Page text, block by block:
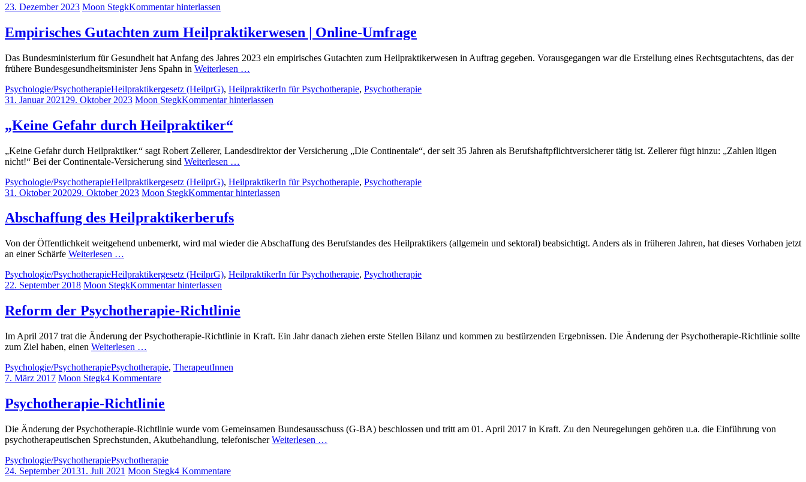
23. Dezember 2023 Moon StegkKommentar hinterlassen
Empirisches Gutachten zum Heilpraktikerwesen | Online-Umfrage
Das Bundesministerium für Gesundheit hat Anfang des Jahres 2023 ein empirisches Gutachten zum Heilpraktikerwesen in Auftrag gegeben. Vorausgegangen war die Erstellung eines Rechtsgutachtens, das der
frühere Bundesgesundheitsminister Jens Spahn in Weiterlesen …
Psychologie/PsychotherapieHeilpraktikergesetz (HeilprG), HeilpraktikerIn für Psychotherapie, Psychotherapie
31. Januar 2021 29. Oktober 2023 Moon StegkKommentar hinterlassen
„Keine Gefahr durch Heilpraktiker“
„Keine Gefahr durch Heilpraktiker.“ sagt Robert Zellerer, Landesdirektor der Versicherung „Die Continentale“, der seit 35 Jahren als Berufshaftpflichtversicherer tätig ist. Zellerer fügt hinzu: „Zahlen lügen
nicht!“ Bei der Continentale-Versicherung sind Weiterlesen …
Psychologie/PsychotherapieHeilpraktikergesetz (HeilprG), HeilpraktikerIn für Psychotherapie, Psychotherapie
31. Oktober 202029. Oktober 2023 Moon StegkKommentar hinterlassen
Abschaffung des Heilpraktikerberufs
Von der Öffentlichkeit weitgehend unbemerkt, wird mal wieder die Abschaffung des Berufstandes des Heilpraktikers (allgemein und sektoral) beabsichtigt. Anders als in früheren Jahren, hat dieses Vorhaben jetzt
an einer Schärfe Weiterlesen …
Psychologie/PsychotherapieHeilpraktikergesetz (HeilprG), HeilpraktikerIn für Psychotherapie, Psychotherapie
22. September 2018 Moon StegkKommentar hinterlassen
Reform der Psychotherapie-Richtlinie
Im April 2017 trat die Änderung der Psychotherapie-Richtlinie in Kraft. Ein Jahr danach ziehen erste Stellen Bilanz und kommen zu bestürzenden Ergebnissen. Die Änderung der Psychotherapie-Richtlinie sollte
zum Ziel haben, einen Weiterlesen …
Psychologie/PsychotherapiePsychotherapie, TherapeutInnen
7. März 2017 Moon Stegk4 Kommentare
Psychotherapie-Richtlinie
Die Änderung der Psychotherapie-Richtlinie wurde vom Gemeinsamen Bundesausschuss (G-BA) beschlossen und tritt am 01. April 2017 in Kraft. Zu den Neuregelungen gehören u.a. die Einführung von
psychotherapeutischen Sprechstunden, Akutbehandlung, telefonischerWeiterlesen …
Psychologie/PsychotherapiePsychotherapie
24. September 20131. Juli 2021 Moon Stegk4 Kommentare